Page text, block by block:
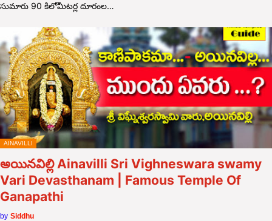
సుమారు 90 కిలోమీటర్ల దూరంల…
AINAVILLI
అయినవిల్లి Ainavilli Sri Vighneswara swamy
Vari Devasthanam | Famous Temple Of
Ganapathi
by Siddhu